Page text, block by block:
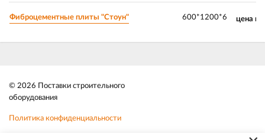
Фиброцементные плиты "Стоун" 600*1200*6 цена по
© 2026 Поставки строительного
оборудования
Политика конфиденциальности